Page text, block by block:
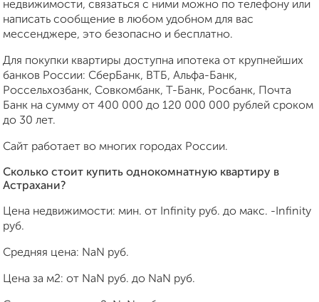
недвижимости, связаться с ними можно по телефону или
написать сообщение в любом удобном для вас
мессенджере, это безопасно и бесплатно.
Для покупки квартиры доступна ипотека от крупнейших
банков России: СберБанк, ВТБ, Альфа-Банк,
Россельхозбанк, Совкомбанк, Т-Банк, Росбанк, Почта
Банк на сумму от 400 000 до 120 000 000 рублей сроком
до 30 лет.
Сайт работает во многих городах России.
Сколько стоит купить однокомнатную квартиру в
Астрахани?
Цена недвижимости: мин. от Infinity руб. до макс. -Infinity
руб.
Средняя цена: NaN руб.
Цена за м2: от NaN руб. до NaN руб.